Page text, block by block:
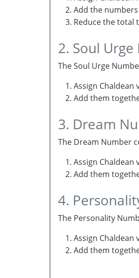
Add the
Reduce the total
2. Soul
The Soul Urge
Assign Chaldean
Add them
3. Dream
The Dream Number
Assign Chaldean
Add them
4.
The Personality
Assign Chaldean
Add them